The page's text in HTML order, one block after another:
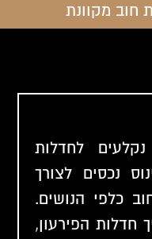
חוב מקוונת
לחדלות
נכסים לצורך
כלפי הנושים.
הפירעון,